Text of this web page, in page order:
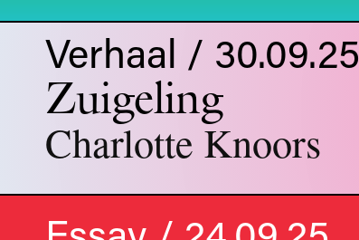
Verhaal / 30.09.25
Zuigeling
Charlotte Knoors